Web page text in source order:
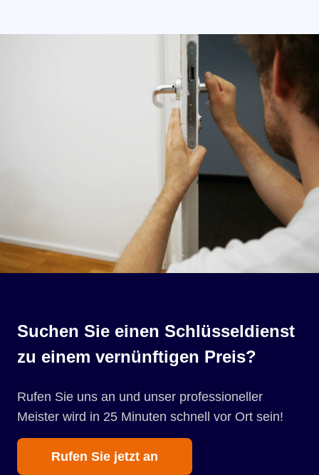
Suchen Sie einen Schlüsseldienst
zu einem vernünftigen Preis?
Rufen Sie uns an und unser professioneller
Meister wird in 25 Minuten schnell vor Ort sein!
Rufen Sie jetzt an